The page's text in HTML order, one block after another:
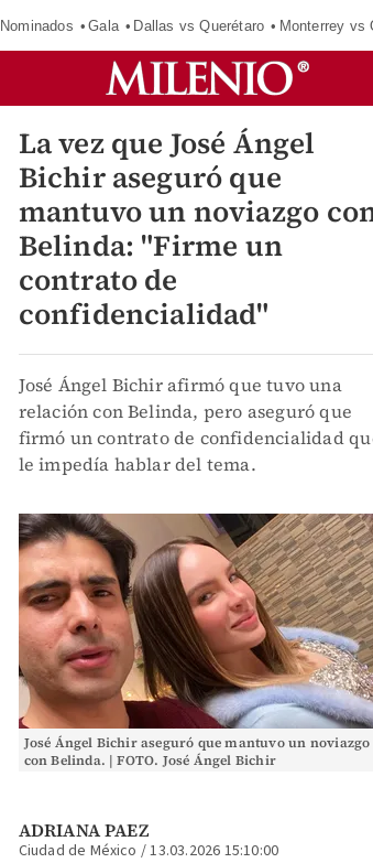
Nominados Gala Dallas vs Querétaro Monterrey vs
La vez que José Ángel
Bichir aseguró que
mantuvo un noviazgo
Belinda: "Firme un
contrato de
confidencialidad"
José Ángel Bichir afirmó que tuvo una
relación con Belinda, pero aseguró que
firmó un contrato de confidencialidad
le impedía hablar del tema.
José Ángel Bichir aseguró que mantuvo un noviazgo
con Belinda. | FOTO. José Ángel Bichir
ADRIANA PAEZ
Ciudad de México /13.03.2026 15:10:00